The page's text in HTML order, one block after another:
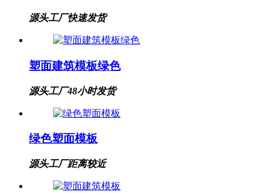
源头工厂快速发货
塑面建筑模板绿色
源头工厂48小时发货
绿色塑面模板
源头工厂距离较近